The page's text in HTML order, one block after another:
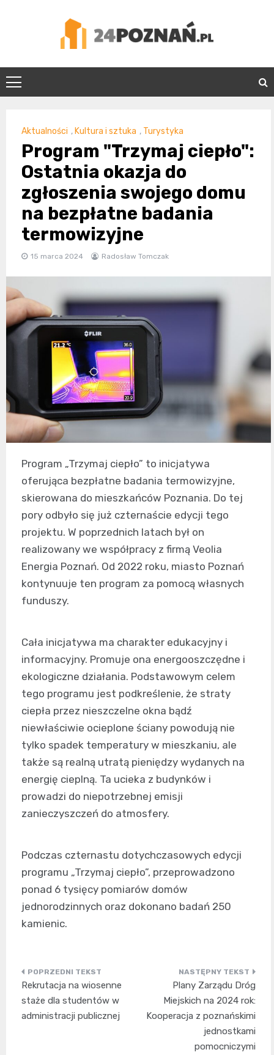
24Poznań.pl
Aktualności , Kultura i sztuka , Turystyka
Program "Trzymaj ciepło":
Ostatnia okazja do
zgłoszenia swojego domu
na bezpłatne badania
termowizyjne
15 marca 2024 Radosław Tomczak
Program „Trzymaj ciepło” to inicjatywa
oferująca bezpłatne badania termowizyjne,
skierowana do mieszkańców Poznania. Do tej
pory odbyło się już czternaście edycji tego
projektu. W poprzednich latach był on
realizowany we współpracy z firmą Veolia
Energia Poznań. Od 2022 roku, miasto Poznań
kontynuuje ten program za pomocą własnych
funduszy.
Cała inicjatywa ma charakter edukacyjny i
informacyjny. Promuje ona energooszczędne i
ekologiczne działania. Podstawowym celem
tego programu jest podkreślenie, że straty
ciepła przez nieszczelne okna bądź
niewłaściwie ocieplone ściany powodują nie
tylko spadek temperatury w mieszkaniu, ale
także są realną utratą pieniędzy wydanych na
energię cieplną. Ta ucieka z budynków i
prowadzi do niepotrzebnej emisji
zanieczyszczeń do atmosfery.
Podczas czternastu dotychczasowych edycji
programu „Trzymaj ciepło”, przeprowadzono
ponad 6 tysięcy pomiarów domów
jednorodzinnych oraz dokonano badań 250
kamienic.
Nawigacja
wpisu
Rekrutacja na wiosenne
staże dla studentów w
administracji publicznej
Plany Zarządu Dróg
Miejskich na 2024 rok:
Kooperacja z poznańskimi
jednostkami
pomocniczymi